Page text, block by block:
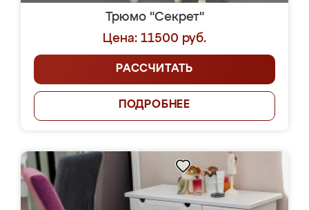
Трюмо "Секрет"
Цена: 11500 руб.
РАССЧИТАТЬ
ПОДРОБНЕЕ